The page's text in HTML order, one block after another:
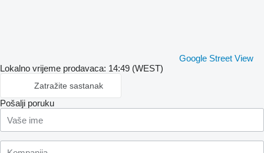
Google Street View
Lokalno vrijeme prodavaca: 14:49 (WEST)
Zatražite sastanak
Pošalji poruku